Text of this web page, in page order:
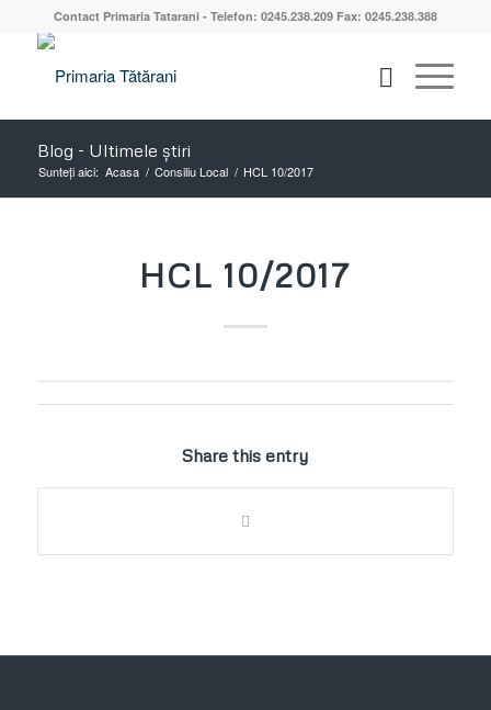
Contact Primaria Tatarani - Telefon: 0245.238.209 Fax: 0245.238.388
Blog - Ultimele știri
Sunteți aici: Acasa / Consiliu Local / HCL 10/2017
HCL 10/2017
Share this entry